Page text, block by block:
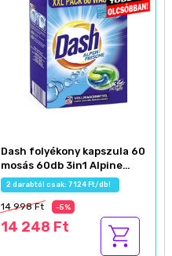
Dash folyékony kapszula 60
mosás 60db 3in1 Alpine
Fresh
2 darabtól csak: 7 124 Ft/db!
14 998 Ft -5%
14 248 Ft